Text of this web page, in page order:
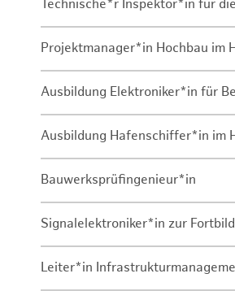
Technische*r Inspektor*in für
Projektmanager*in Hochbau im
Ausbildung Elektroniker*in für
Ausbildung Hafenschiffer*in im
Bauwerksprüfingenieur*in
Signalelektroniker*in zur
Leiter*in